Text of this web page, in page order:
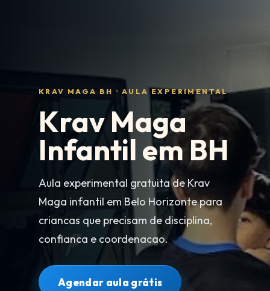
KRAV MAGA BH · AULA EXPERIMENTAL
Krav Maga
Infantil em BH
Aula experimental gratuita de Krav
Maga infantil em Belo Horizonte para
criancas que precisam de disciplina,
confianca e coordenacao.
Agendar aula grátis